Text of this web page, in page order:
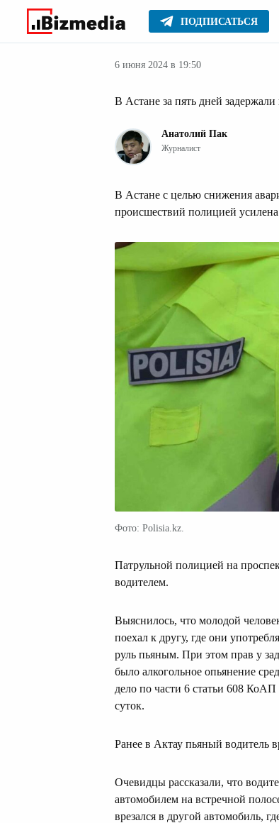
ПОДПИСАТЬСЯ
Главное Стиль жизни
6 июня 2024 в 19:50
В Астане за пять дней
Анатолий Пак
Журналист
В Астане с целью снижения
происшествий полицией
Фото: Polisia.kz.
Патрульной полицией на
водителем.
Выяснилось, что молодой
поехал к другу, где они
руль пьяным. При этом прав у
было алкогольное опьянение
дело по части 6 статьи 608
суток.
Ранее в Актау пьяный водитель
Очевидцы рассказали, что
автомобилем на встречной
врезался в другой автомобиль,